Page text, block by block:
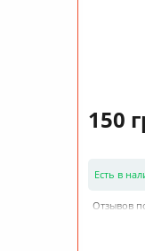
150
Есть в
Отзывов